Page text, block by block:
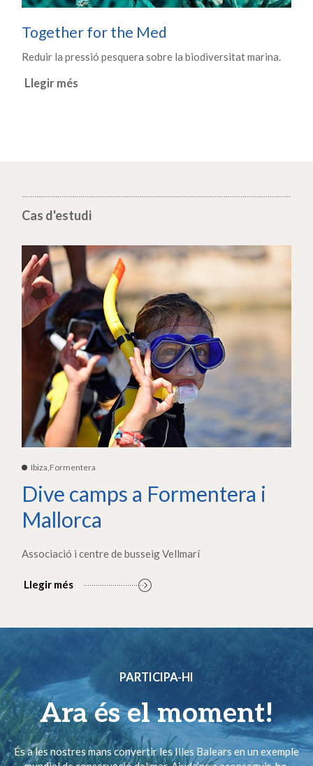
Together for the Med
Reduir la pressió pesquera sobre la biodiversitat marina.
Llegir més
Cas d'estudi
Ibiza,Formentera
Dive camps a Formentera i
Mallorca
Associació i centre de busseig Vellmarí
Llegir més
PARTICIPA-HI
Ara és el moment!
És a les nostres mans convertir les Illes Balears en un exemple